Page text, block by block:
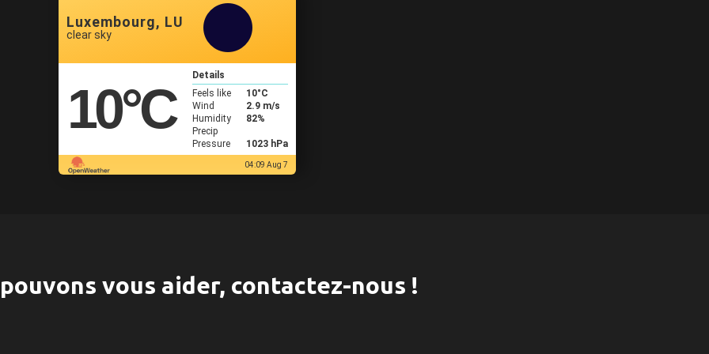
Luxembourg, LU
clear sky
10°C
Details
Feels like
10°C
Wind
2.9 m/s
Humidity
82%
Precip
Pressure
1023 hPa
04:09 Aug 7
vous aider, contactez-nous !